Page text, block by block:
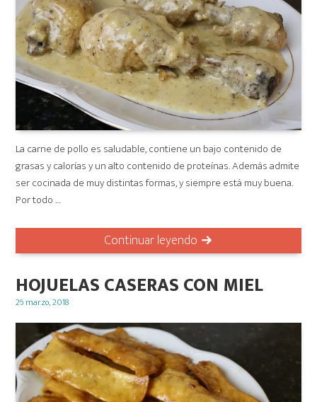
La carne de pollo es saludable, contiene un bajo contenido de
grasas y calorías y un alto contenido de proteínas. Además admite
ser cocinada de muy distintas formas, y siempre está muy buena.
Por todo …
Continuar leyendo
HOJUELAS CASERAS CON MIEL
Posted
26 marzo, 2018